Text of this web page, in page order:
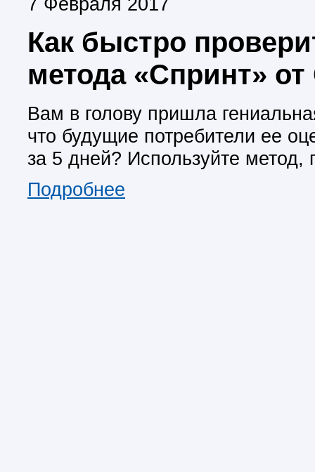
Как быстро
метода «Спринт»
Вам в голову пришла
что будущие потребители ее
за 5 дней? Используйте метод,
Подробнее